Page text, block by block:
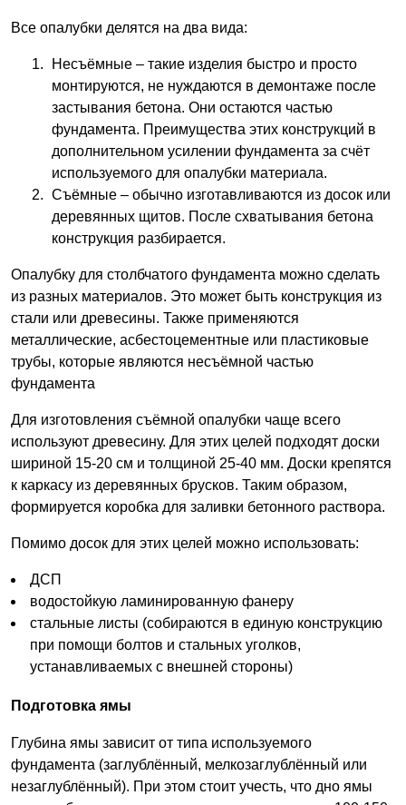
Все опалубки делятся на два вида:
Несъёмные – такие изделия быстро и просто
монтируются, не нуждаются в демонтаже после
застывания бетона. Они остаются частью
фундамента. Преимущества этих конструкций в
дополнительном усилении фундамента за счёт
используемого для опалубки материала.
Съёмные – обычно изготавливаются из досок или
деревянных щитов. После схватывания бетона
конструкция разбирается.
Опалубку для столбчатого фундамента можно сделать
из разных материалов. Это может быть конструкция из
стали или древесины. Также применяются
металлические, асбестоцементные или пластиковые
трубы, которые являются несъёмной частью
фундамента
Для изготовления съёмной опалубки чаще всего
используют древесину. Для этих целей подходят доски
шириной 15-20 см и толщиной 25-40 мм. Доски крепятся
к каркасу из деревянных брусков. Таким образом,
формируется коробка для заливки бетонного раствора.
Помимо досок для этих целей можно использовать:
ДСП
водостойкую ламинированную фанеру
стальные листы (собираются в единую конструкцию
при помощи болтов и стальных уголков,
устанавливаемых с внешней стороны)
Подготовка ямы
Глубина ямы зависит от типа используемого
фундамента (заглублённый, мелкозаглублённый или
незаглублённый). При этом стоит учесть, что дно ямы